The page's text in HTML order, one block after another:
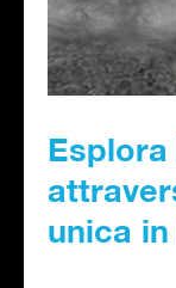
Esplora
unica